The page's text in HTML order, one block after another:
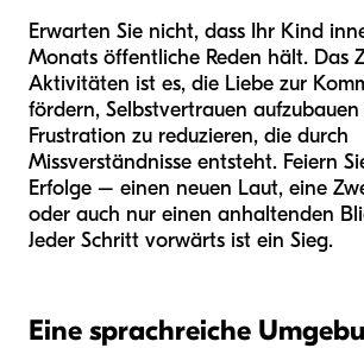
Erwarten Sie nicht, dass Ihr Kind
Monats öffentliche Reden hält. Das
Aktivitäten ist es, die Liebe zur
fördern, Selbstvertrauen
Frustration zu reduzieren, die durch
Missverständnisse entsteht. Feiern
Erfolge – einen neuen Laut, eine
oder auch nur einen anhaltenden
Jeder Schritt vorwärts ist ein Sieg.
Eine sprachreiche